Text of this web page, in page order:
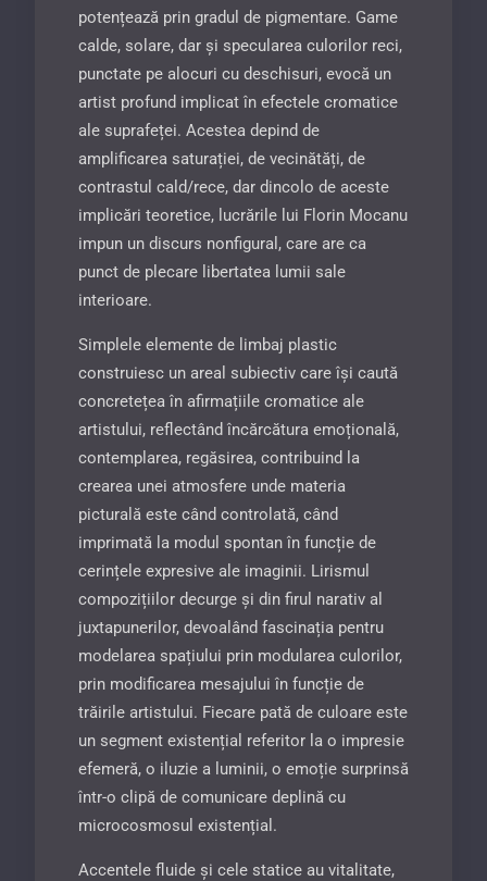
potențează prin gradul de pigmentare. Game
calde, solare, dar și specularea culorilor reci,
punctate pe alocuri cu deschisuri, evocă un
artist profund implicat în efectele cromatice
ale suprafeței. Acestea depind de
amplificarea saturației, de vecinătăți, de
contrastul cald/rece, dar dincolo de aceste
implicări teoretice, lucrările lui Florin Mocanu
impun un discurs nonfigural, care are ca
punct de plecare liberta­tea lumii sale
interioare.
Simplele elemente de limbaj plastic
construiesc un areal subiectiv care își caută
concretețea în afir­mațiile cromatice ale
artistului, reflectând încărcătura emoțională,
contemplarea, regăsirea, contribuind la
crearea unei atmosfere unde materia
picturală este când controlată, când
imprimată la modul spon­tan în funcție de
cerințele expresive ale imaginii. Lirismul
compozițiilor decurge și din firul narativ al
jux­tapunerilor, devoalând fascinația pentru
modelarea spațiului prin modularea culorilor,
prin modificarea mesajului în funcție de
trăirile artistului. Fiecare pată de culoare este
un segment existențial referitor la o impresie
efemeră, o iluzie a luminii, o emoție surprinsă
într-o clipă de comunicare deplină cu
microcos­mosul existențial.
Accentele fluide și cele statice au vitalitate,